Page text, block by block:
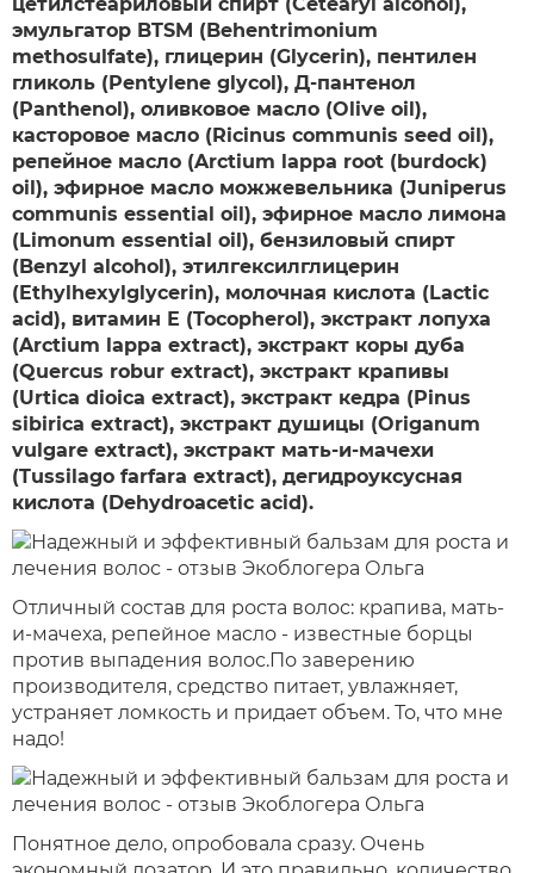
эмульгатор BTSM (Behentrimonium
methosulfate), глицерин (Glycerin), пентилен
гликоль (Pentylene glycol), Д-пантенол
(Panthenol), оливковое масло (Olive oil),
касторовое масло (Ricinus communis seed oil),
репейное масло (Arctium lappa root (burdock)
оil), эфирное масло можжевельника (Juniperus
communis essential oil), эфирное масло лимона
(Limonum essential oil), бензиловый спирт
(Benzyl alcohol), этилгексилглицерин
(Ethylhexylglycerin), молочная кислота (Lactic
acid), витамин Е (Tocopherol), экстракт лопуха
(Arctium lappa extract), экстракт коры дуба
(Quercus robur extract), экстракт крапивы
(Urtica dioica extract), экстракт кедра (Pinus
sibirica extract), экстракт душицы (Origanum
vulgare extract), экстракт мать-и-мачехи
(Tussilago farfara extract), дегидроуксусная
кислота (Dehydroacetic acid).
Отличный состав для роста волос: крапива, мать-
и-мачеха, репейное масло - известные борцы
против выпадения волос.По заверению
производителя, средство питает, увлажняет,
устраняет ломкость и придает объем. То, что мне
надо!
Понятное дело, опробовала сразу. Очень